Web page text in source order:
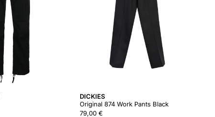
DICKIES
Original 874 Work Pants Black
79,00 €